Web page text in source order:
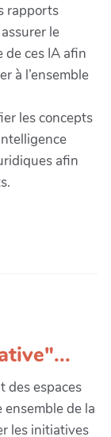
rapports
le
ces IA afin
à l’ensemble
les concepts
afin